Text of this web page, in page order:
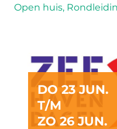
Open huis,
DO 23 JUN.
T/M
ZO 26 JUN.